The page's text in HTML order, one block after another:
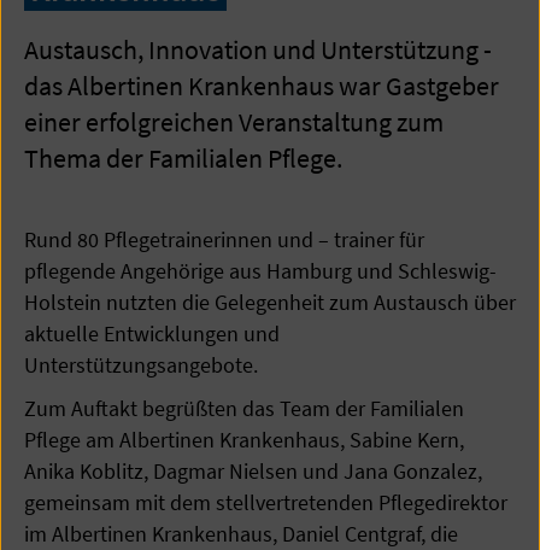
Austausch, Innovation und Unterstützung -
das Albertinen Krankenhaus war Gastgeber
einer erfolgreichen Veranstaltung zum
Thema der Familialen Pflege.
Rund 80 Pflegetrainerinnen und – trainer für
pflegende Angehörige aus Hamburg und Schleswig-
Holstein nutzten die Gelegenheit zum Austausch über
aktuelle Entwicklungen und
Unterstützungsangebote.
Zum Auftakt begrüßten das Team der Familialen
Pflege am Albertinen Krankenhaus, Sabine Kern,
Anika Koblitz, Dagmar Nielsen und Jana Gonzalez,
gemeinsam mit dem stellvertretenden Pflegedirektor
im Albertinen Krankenhaus, Daniel Centgraf, die